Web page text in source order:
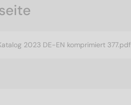
2023 DE-EN komprimiert 377.pdf